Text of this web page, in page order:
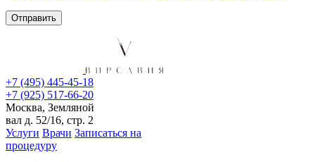
+7 (495) 445-45-18
+7 (925) 517-66-20
Москва, Земляной
вал д. 52/16, стр. 2
Услуги Врачи Записаться на
процедуру